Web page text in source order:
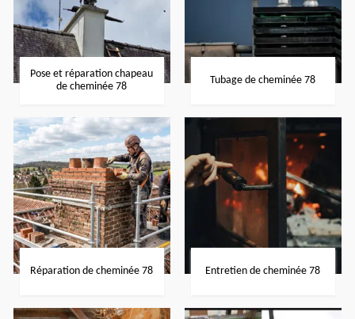
Pose et réparation chapeau
de cheminée 78
Tubage de cheminée 78
Réparation de cheminée 78 Entretien de cheminée 78